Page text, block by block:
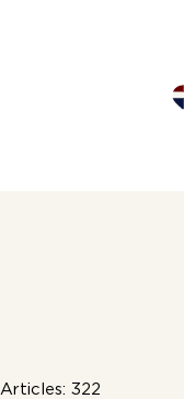
Articles: 322